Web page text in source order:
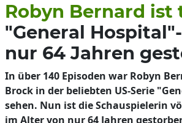
Robyn Bernard ist
"General
nur 64 Jahren
In über 140 Episoden war Robyn
Brock in der beliebten US-Serie
sehen. Nun ist die Schauspielerin
im Alter von nur 64 Jahren